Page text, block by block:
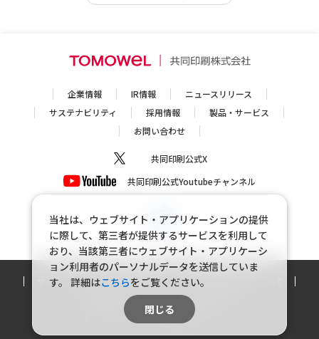
企業情報 IR情報
ニュースリリース
サステナビリティ
採用情報
製品・サービス
お問い合わせ
共同印刷公式X
共同印刷公式Youtubeチャンネル
サイトマップ 個人情報保護方針
個人情報の取り扱いについて
ソーシャルメディアポリシー
パーソナルデータの外部送信について
当社は、ウェブサイト・アプリケーションの提供
に際して、第三者が提供するサービスを利用して
おり、当該第三者にウェブサイト・アプリケーシ
ョン利用者のパーソナルデータを送信していま
す。 詳細はこちらをご覧ください。
閉じる